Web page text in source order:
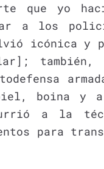
que yo
a los
icónica y
boina y
a la
para